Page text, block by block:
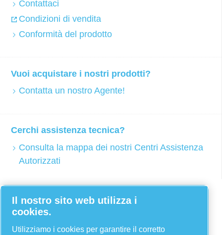
Contattaci
Condizioni di vendita
Conformità del prodotto
Vuoi acquistare i nostri prodotti?
Contatta un nostro Agente!
Cerchi assistenza tecnica?
Consulta la mappa dei nostri Centri Assistenza
Autorizzati
Facebook
Twitter
YouTube
Il nostro sito web utilizza i
cookies.
Utilizziamo i cookies per garantire il corretto